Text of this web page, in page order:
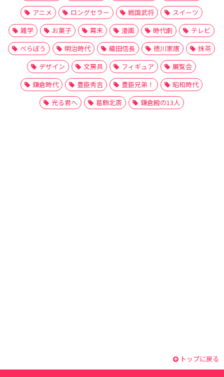
アニメ
ロングセラー 戦国武将
スイーツ
雑学
お菓子 幕末 漫画 時代劇
テレビ
べらぼう
明治時代 織田信長 徳川家康
抹茶
デザイン
文房具 フィギュア
展覧会
鎌倉時代
豊臣秀吉 豊臣兄弟！
昭和時代
光る君へ
葛飾北斎 鎌倉殿の13人
トップに戻る